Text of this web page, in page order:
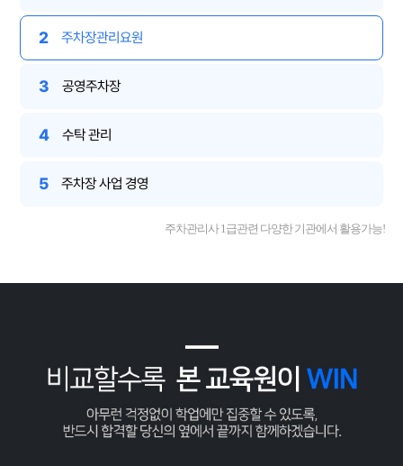
2 주차장관리요원
3 공영주차장
4 수탁 관리
5 주차장 사업 경영
주차관리사 1급관련 다양한 기관에서 활용가능!